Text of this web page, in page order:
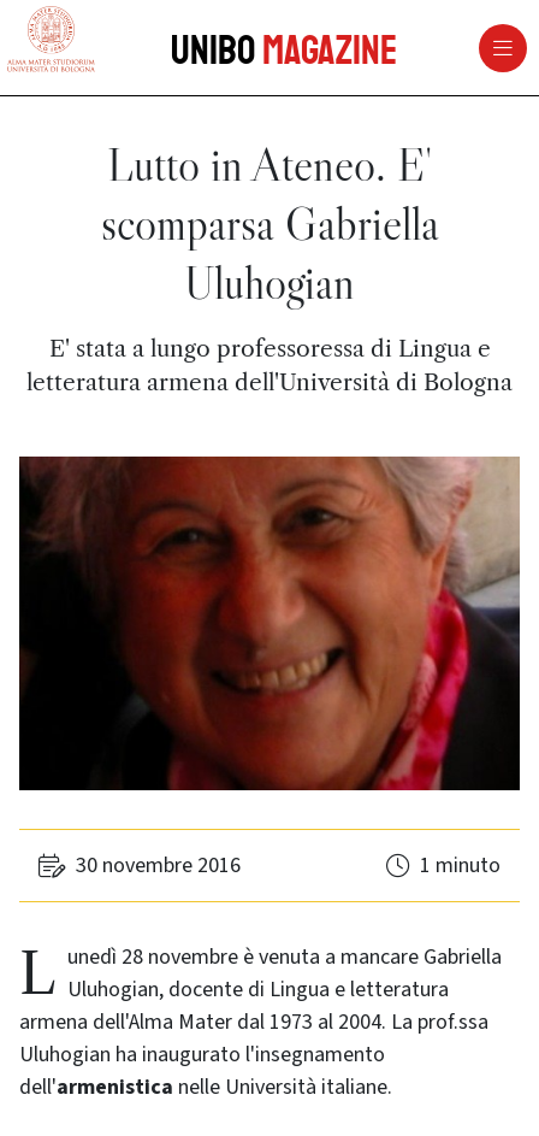
vai al contenuto della pagina
UniboMagazine
Lutto in Ateneo. E'
scomparsa Gabriella
Uluhogian
E' stata a lungo professoressa di Lingua e
letteratura armena dell'Università di Bologna
30 novembre 2016 1 minuto
Lunedì 28 novembre è venuta a mancare Gabriella Uluhogian, docente di Lingua e letteratura
armena dell'Alma Mater dal 1973 al 2004. La prof.ssa
Uluhogian ha inaugurato l'insegnamento
dell'armenistica nelle Università italiane.